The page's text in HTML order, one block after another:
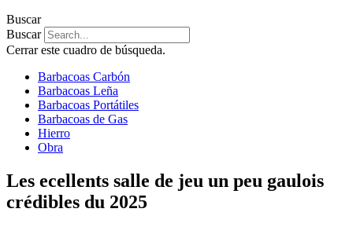
Buscar
Buscar
Cerrar este cuadro de búsqueda.
Barbacoas Carbón
Barbacoas Leña
Barbacoas Portátiles
Barbacoas de Gas
Hierro
Obra
Les ecellents salle de jeu un peu gaulois
crédibles du 2025